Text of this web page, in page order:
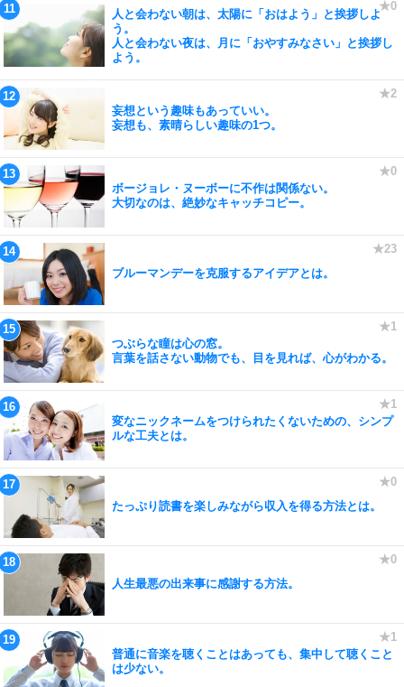
人と会わない朝は、太陽に「おはよう」と挨拶しよ
う。
人と会わない夜は、月に「おやすみなさい」と挨拶し
よう。
妄想という趣味もあっていい。
妄想も、素晴らしい趣味の1つ。
ボージョレ・ヌーボーに不作は関係ない。
大切なのは、絶妙なキャッチコピー。
ブルーマンデーを克服するアイデアとは。
つぶらな瞳は心の窓。
言葉を話さない動物でも、目を見れば、心がわかる。
変なニックネームをつけられたくないための、シンプ
ルな工夫とは。
たっぷり読書を楽しみながら収入を得る方法とは。
人生最悪の出来事に感謝する方法。
普通に音楽を聴くことはあっても、集中して聴くこと
は少ない。